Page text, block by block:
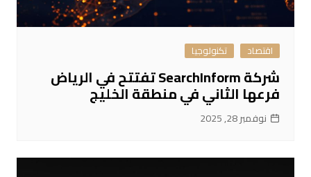
اقتصاد تكنولوجيا
شركة SearchInform تفتتح في الرياض
فرعها الثاني في منطقة الخليج
نوفمبر 28, 2025